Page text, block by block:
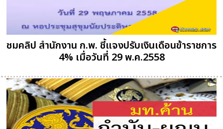
ชมคลิป สำนักงาน ก.พ. ชี้แจงปรับเงินเดือนข้าราชการ
4% เมื่อวันที่ 29 พ.ค.2558